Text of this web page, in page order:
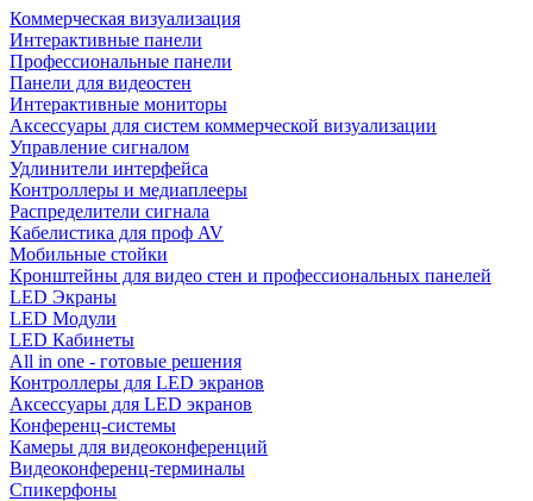
Коммерческая визуализация
Интерактивные панели
Профессиональные панели
Панели для видеостен
Интерактивные мониторы
Аксессуары для систем коммерческой визуализации
Управление сигналом
Удлинители интерфейса
Контроллеры и медиаплееры
Распределители сигнала
Кабелистика для проф AV
Мобильные стойки
Кронштейны для видео стен и профессиональных панелей
LED Экраны
LED Модули
LED Кабинеты
All in one - готовые решения
Контроллеры для LED экранов
Аксессуары для LED экранов
Конференц-системы
Камеры для видеоконференций
Видеоконференц-терминалы
Спикерфоны